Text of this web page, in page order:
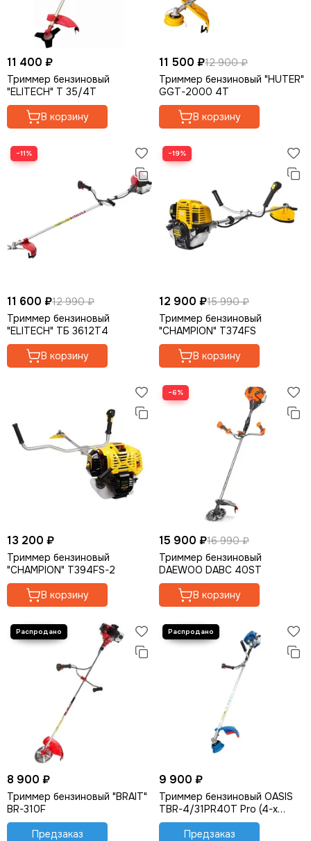
11 400 ₽
Триммер бензиновый
"ELITECH" Т 35/4Т
В корзину
11 500 ₽12 900 ₽
Триммер бензиновый "HUTER"
GGT-2000 4T
В корзину
−11%
11 600 ₽12 990 ₽
Триммер бензиновый
"ELITECH" ТБ 3612T4
В корзину
−19%
12 900 ₽15 990 ₽
Триммер бензиновый
"CHAMPION" Т374FS
В корзину
13 200 ₽
Триммер бензиновый
"CHAMPION" Т394FS-2
В корзину
−6%
15 900 ₽16 990 ₽
Триммер бензиновый
DAEWOO DABC 40ST
В корзину
8 900 ₽
Триммер бензиновый "BRAIT"
BR-310F
Предзаказ
9 900 ₽
Триммер бензиновый OASIS
TBR-4/31PR40T Pro (4-х
тактный)
Предзаказ